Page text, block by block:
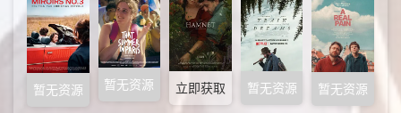
暂无资源 暂无资源 立即获取 暂无资源 暂无资源